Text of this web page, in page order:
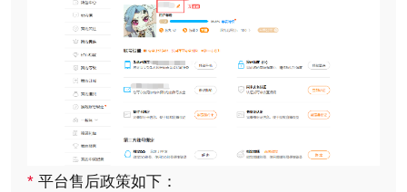
*平台售后政策如下：